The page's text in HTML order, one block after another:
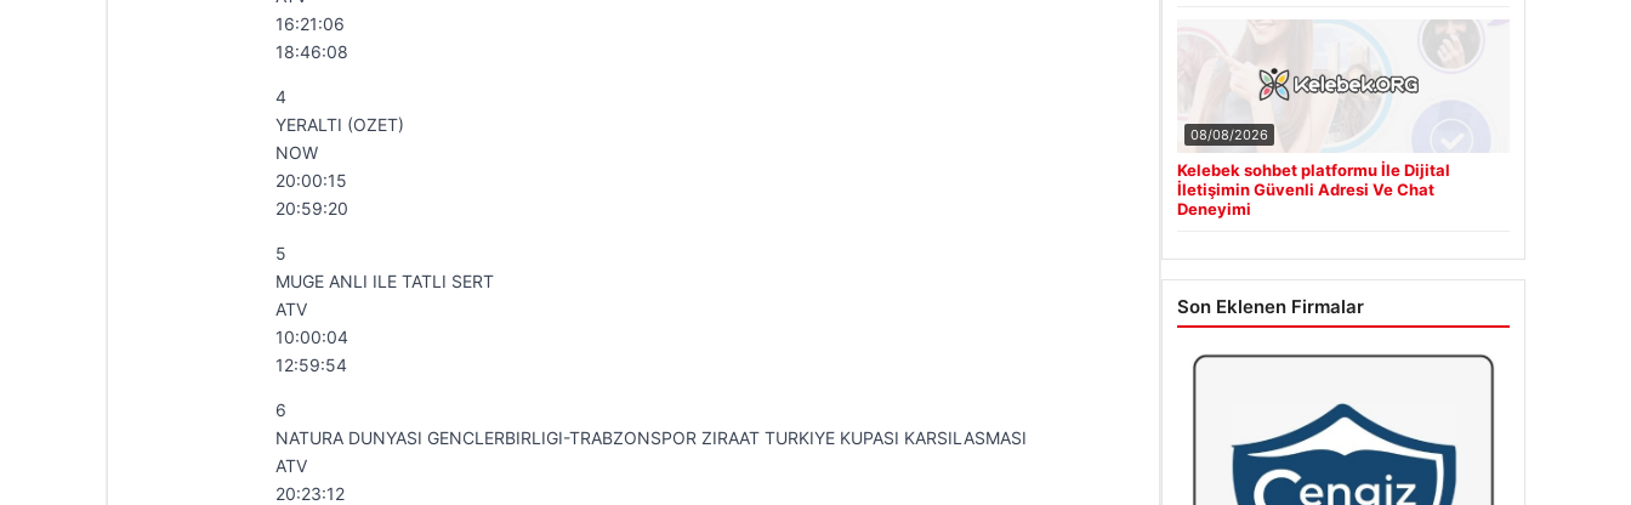
16:21:06
18:46:08
4
YERALTI (OZET)
NOW
20:00:15
20:59:20
5
MUGE ANLI ILE TATLI SERT
ATV
10:00:04
12:59:54
6
NATURA DUNYASI GENCLERBIRLIGI-TRABZONSPOR ZIRAAT TURKIYE KUPASI KARSILASMASI
ATV
20:23:12
08/08/2026
Kelebek sohbet platformu İle Dijital
İletişimin Güvenli Adresi Ve Chat
Deneyimi
Son Eklenen Firmalar